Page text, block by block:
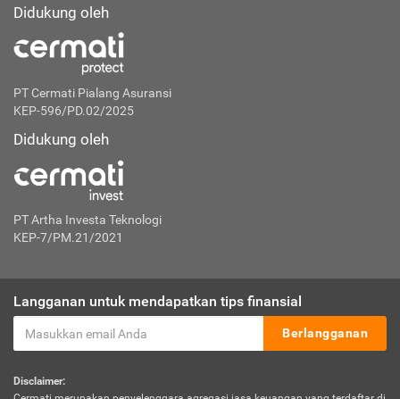
Didukung oleh
PT Cermati Pialang Asuransi
KEP-596/PD.02/2025
Didukung oleh
PT Artha Investa Teknologi
KEP-7/PM.21/2021
Langganan untuk mendapatkan tips finansial
Berlangganan
Disclaimer: